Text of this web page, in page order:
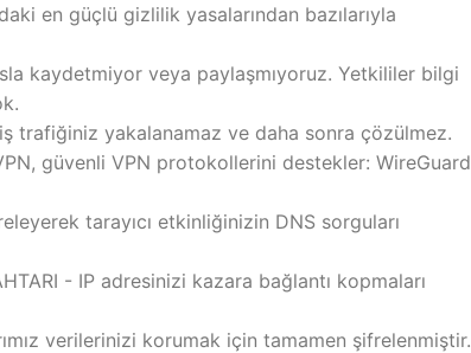
en güçlü gizlilik yasalarından bazılarıyla
kaydetmiyor veya paylaşmıyoruz. Yetkililer bilgi
trafiğiniz yakalanamaz ve daha sonra çözülmez.
güvenli VPN protokollerini destekler: WireGuard
tarayıcı etkinliğinizin DNS sorguları
- IP adresinizi kazara bağlantı kopmaları
verilerinizi korumak için tamamen şifrelenmiştir.